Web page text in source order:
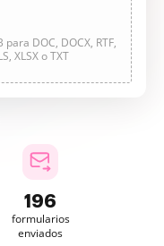
DOC, DOCX, RTF,
XLSX o TXT
196
formularios
enviados